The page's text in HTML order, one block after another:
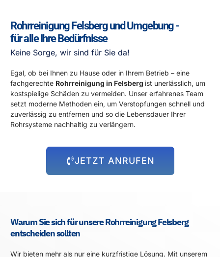
Rohrreinigung Felsberg und Umgebung -
für alle Ihre Bedürfnisse
Keine Sorge, wir sind für Sie da!
Egal, ob bei Ihnen zu Hause oder in Ihrem Betrieb – eine
fachgerechte Rohrreinigung in Felsberg ist unerlässlich, um
kostspielige Schäden zu vermeiden. Unser erfahrenes Team
setzt moderne Methoden ein, um Verstopfungen schnell und
zuverlässig zu entfernen und so die Lebensdauer Ihrer
Rohrsysteme nachhaltig zu verlängern.
JETZT ANRUFEN
Warum Sie sich für unsere Rohrreinigung Felsberg
entscheiden sollten
Wir bieten mehr als nur eine kurzfristige Lösung. Mit unserem